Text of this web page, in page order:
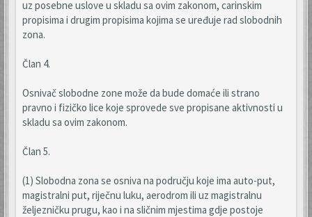
uz posebne uslove u skladu sa ovim zakonom, carinskim
propisima i drugim propisima kojima se uređuje rad slobodnih
zona.
Član 4.
Osnivač slobodne zone može da bude domaće ili strano
pravno i fizičko lice koje sprovede sve propisane aktivnosti u
skladu sa ovim zakonom.
Član 5.
(1) Slobodna zona se osniva na području koje ima auto-put,
magistralni put, riječnu luku, aerodrom ili uz magistralnu
željezničku prugu, kao i na sličnim mjestima gdje postoje